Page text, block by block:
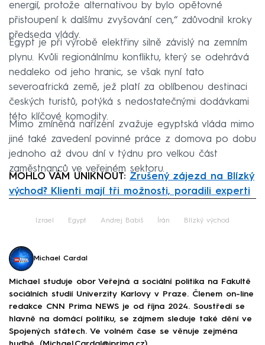
energií, protože alternativou by bylo opětovné
přistoupení k dalšímu zvyšování cen,“ zdůvodnil kroky
předseda vlády.
Egypt je při výrobě elektřiny silně závislý na zemním
plynu. Kvůli regionálnímu konfliktu, který se odehrává
nedaleko od jeho hranic, se však nyní tato
severoafrická země, jež platí za oblíbenou destinaci
českých turistů, potýká s nedostatečnými dodávkami
této klíčové komodity.
Mimo zmíněná nařízení zvažuje egyptská vláda mimo
jiné také zavedení povinné práce z domova po dobu
jednoho až dvou dní v týdnu pro velkou část
zaměstnanců ve veřejném sektoru.
MOHLO VÁM UNIKNOUT: Zrušený zájezd na Blízký
východ? Klienti mají tři možnosti, poradili experti
Izrael Egypt Andrej Babiš Írán Blízký východ
Michael Cardal
Michael studuje obor Veřejná a sociální politika na Fakultě
sociálních studií Univerzity Karlovy v Praze. Členem on-line
redakce CNN Prima NEWS je od října 2024. Soustředí se
hlavně na domácí politiku, se zájmem sleduje také dění ve
Spojených státech. Ve volném čase se věnuje zejména